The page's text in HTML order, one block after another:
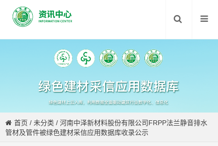
首页 /未分类 /河南中泽新材料股份有限公司FRPP法兰静音排水
管材及管件被绿色建材采信应用数据库收录公示